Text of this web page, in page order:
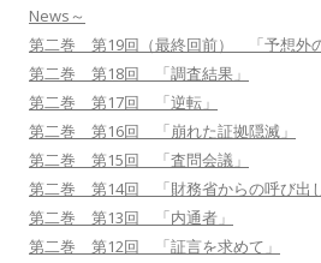
News～
第二巻 第19回（最終回前） 「予想外の
第二巻 第18回 「調査結果」
第二巻 第17回 「逆転」
第二巻 第16回 「崩れた証拠隠滅」
第二巻 第15回 「査問会議」
第二巻 第14回 「財務省からの呼び出
第二巻 第13回 「内通者」
第二巻 第12回 「証言を求めて」